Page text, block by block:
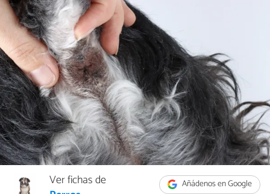
Añádenos en Google
Ver fichas de